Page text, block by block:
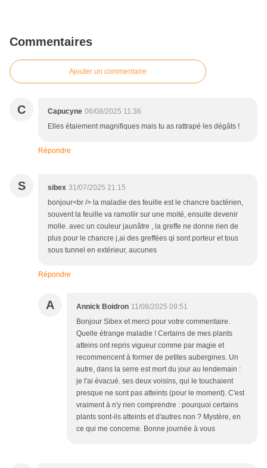
Commentaires
Ajouter un commentaire
C Capucyne 06/08/2025 11:36
Elles étaiement magnifiques mais tu as rattrapé les dégâts !
Répondre
S sibex 31/07/2025 21:15
bonjour<br /> la maladie des feuille est le chancre bactérien,
souvent la feuille va ramollir sur une moité, ensuite devenir
molle. avec un couleur jaunâtre , la greffe ne donne rien de
plus pour le chancre j,ai des greffées qi sont porteur et tous
sous tunnel en extérieur, aucunes
Répondre
A Annick Boidron 11/08/2025 09:51
Bonjour Sibex et merci pour votre commentaire.
Quelle étrange maladie ! Certains de mes plants
atteins ont repris vigueur comme par magie et
recommencent à former de petites aubergines. Un
autre, dans la serre est mort du jour au lendemain :
je l'ai évacué. ses deux voisins, qui le touchaient
presque ne sont pas atteints (pour le moment). C'est
vraiment à n'y rien comprendre : pourquoi certains
plants sont-ils atteints et d'autres non ? Mystère, en
ce qui me concerne. Bonne journée à vous